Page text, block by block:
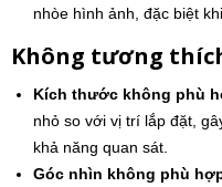
nhòe hình ảnh, đặc biệt
Không tương
Kích thước không phù
nhỏ so với vị trí lắp đặt,
khả năng quan sát.
Góc nhìn không phù